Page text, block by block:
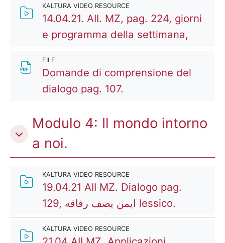
KALTURA VIDEO RESOURCE
14.04.21. AII. MZ, pag. 224, giorni
e programma della settimana,
FILE
Domande di comprensione del
dialogo pag. 107.
Modulo 4: Il mondo intorno
a noi.
KALTURA VIDEO RESOURCE
19.04.21 AII MZ. Dialogo pag.
129, ايمن يصف رفاقه lessico.
KALTURA VIDEO RESOURCE